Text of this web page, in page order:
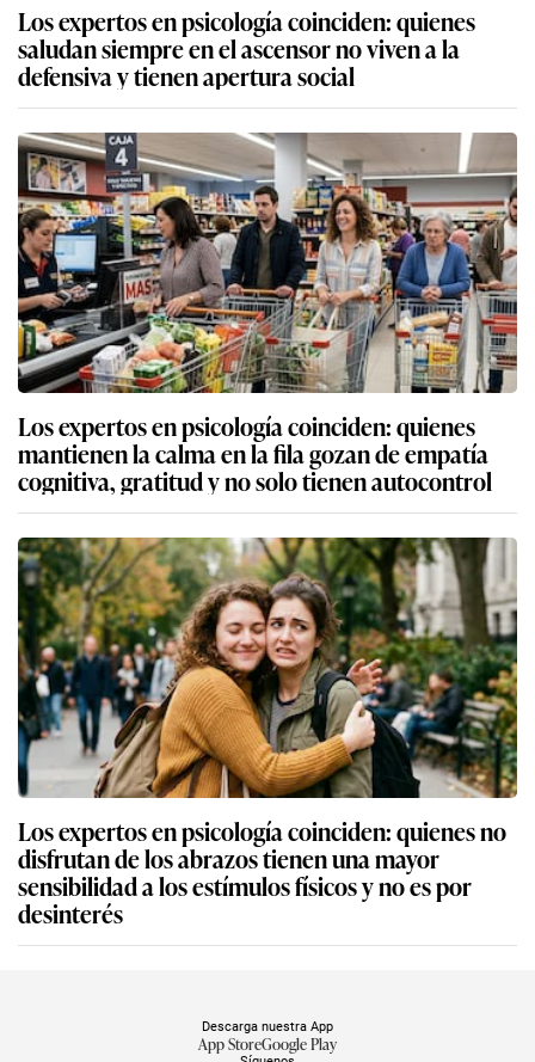
Los expertos en psicología coinciden: quienes
saludan siempre en el ascensor no viven a la
defensiva y tienen apertura social
Los expertos en psicología coinciden: quienes
mantienen la calma en la fila gozan de empatía
cognitiva, gratitud y no solo tienen autocontrol
Los expertos en psicología coinciden: quienes no
disfrutan de los abrazos tienen una mayor
sensibilidad a los estímulos físicos y no es por
desinterés
Descarga nuestra App
App StoreGoogle Play